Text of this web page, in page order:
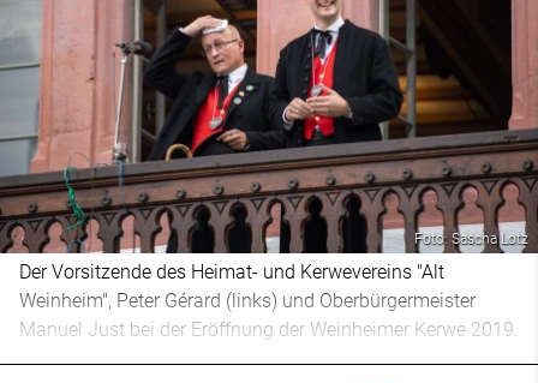
Foto: Sascha Lotz
Der Vorsitzende des Heimat- und Kerwevereins "Alt
Weinheim", Peter Gérard (links) und Oberbürgermeister
Manuel Just bei der Eröffnung der Weinheimer Kerwe 2019.